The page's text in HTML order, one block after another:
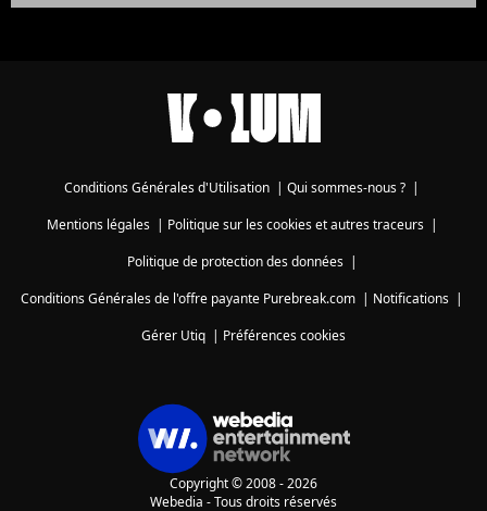
Conditions Générales d'Utilisation | Qui sommes-nous ? |
Mentions légales| Politique sur les cookies et autres traceurs|
Politique de protection des données|
Conditions Générales de l'offre payante Purebreak.com | Notifications |
Gérer Utiq | Préférences cookies
Copyright © 2008 - 2026
Webedia - Tous droits réservés